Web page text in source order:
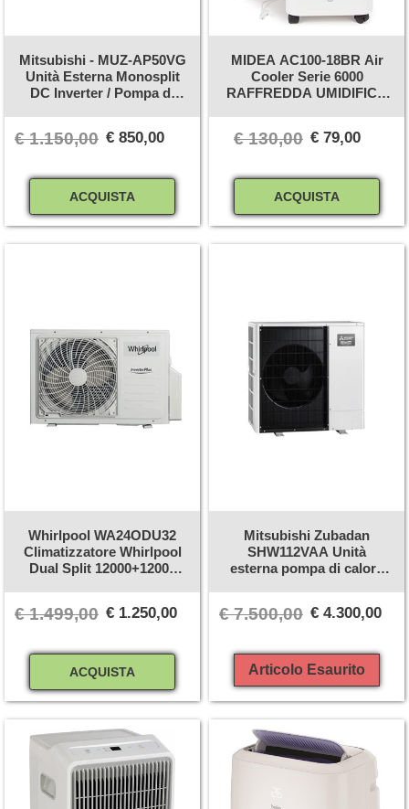
Mitsubishi - MUZ-AP50VG
Unità Esterna Monosplit
DC Inverter / Pompa di
€ 1.150,00 € 850,00
ACQUISTA
MIDEA AC100-18BR Air
Cooler Serie 6000
RAFFREDDA UMIDIFICA
Plastica
€ 130,00 € 79,00
ACQUISTA
Whirlpool WA24ODU32
Climatizzatore Whirlpool
Dual Split 12000+12000
€ 1.499,00 € 1.250,00
ACQUISTA
Mitsubishi Zubadan
SHW112VAA Unità
esterna pompa di calore
€ 7.500,00 € 4.300,00
Articolo Esaurito